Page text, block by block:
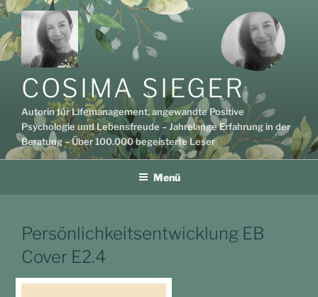
Zum
Inhalt
springen
COSIMA SIEGER
Autorin für Lifemanagement, angewandte Positive
Psychologie und Lebensfreude – Jahrelange Erfahrung in der
Beratung – Über 100.000 begeisterte Leser
Menü
Persönlichkeitsentwicklung EB
Cover E2.4